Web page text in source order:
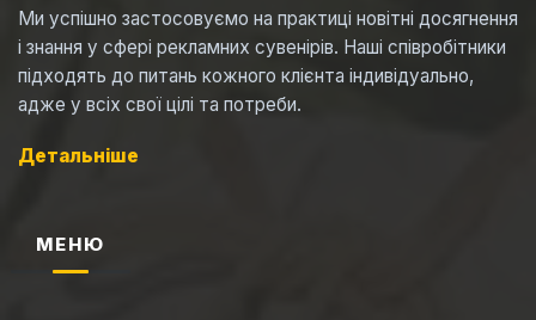
Ми успішно застосовуємо на практиці новітні досягнення
і знання у сфері рекламних сувенірів. Наші співробітники
підходять до питань кожного клієнта індивідуально,
адже у всіх свої цілі та потреби.
Детальніше
МЕНЮ